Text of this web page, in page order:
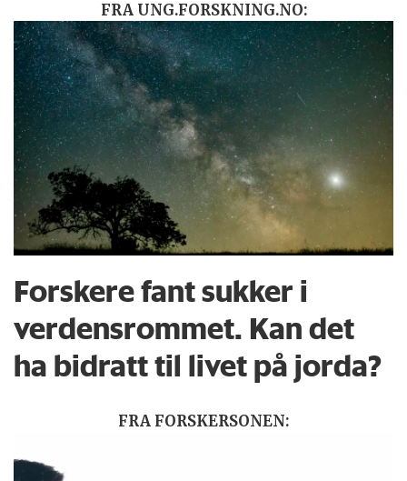
FRA UNG.FORSKNING.NO:
Forskere fant sukker i
verdensrommet. Kan det
ha bidratt til livet på jorda?
FRA FORSKERSONEN: